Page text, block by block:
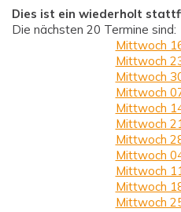
Dies ist ein wiederholt
Die nächsten 20 Termine sind:
Mittwoch
Mittwoch
Mittwoch
Mittwoch
Mittwoch
Mittwoch
Mittwoch
Mittwoch
Mittwoch
Mittwoch
Mittwoch